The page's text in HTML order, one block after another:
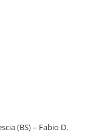
(BS) – Fabio D.